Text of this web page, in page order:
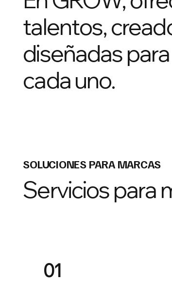
talentos,
diseñadas
cada uno.
SOLUCIONES PARA MARCAS
Servicios para
01